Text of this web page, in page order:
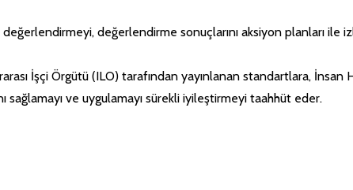
değerlendirmeyi, değerlendirme sonuçlarını aksiyon planları
İşçi Örgütü (ILO) tarafından yayınlanan standartlara, İnsan
sağlamayı ve uygulamayı sürekli iyileştirmeyi taahhüt eder.